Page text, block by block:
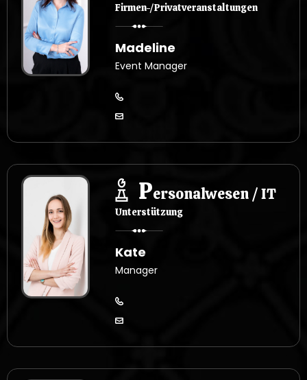
Firmen-/Privatveranstaltungen
Madeline
Event Manager
Personalwesen / IT
Unterstützung
Kate
Manager